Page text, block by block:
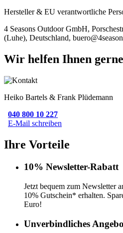
Hersteller & EU verantwortliche
4 Seasons Outdoor GmbH,
(Luhe), Deutschland,
Wir helfen Ihnen gerne
Heiko Bartels & Frank Plüdemann
040 800 10 227
E-Mail schreiben
Ihre Vorteile
10% Newsletter-Rabatt
Jetzt bequem zum Newsletter
10% Gutschein* erhalten.
Euro!
Unverbindliches